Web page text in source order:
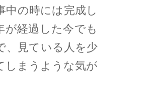
の時には完成し
経過した今でも
、見ている人を少
しまうような気が